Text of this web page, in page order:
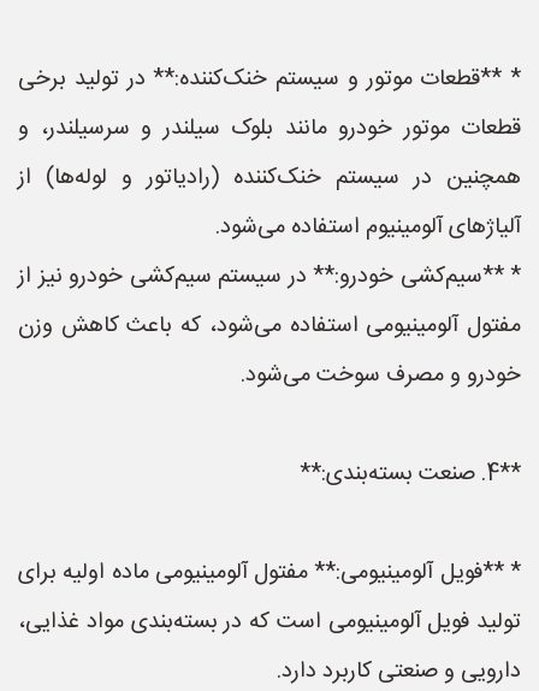
* **قطعات موتور و سیستم خنک‌کننده:** در تولید برخی
قطعات موتور خودرو مانند بلوک سیلندر و سرسیلندر، و
همچنین در سیستم خنک‌کننده (رادیاتور و لوله‌ها) از
آلیاژهای آلومینیوم استفاده می‌شود.
* **سیم‌کشی خودرو:** در سیستم سیم‌کشی خودرو نیز از
مفتول آلومینیومی استفاده می‌شود، که باعث کاهش وزن
خودرو و مصرف سوخت می‌شود.
**4. صنعت بسته‌بندی:**
* **فویل آلومینیومی:** مفتول آلومینیومی ماده اولیه برای
تولید فویل آلومینیومی است که در بسته‌بندی مواد غذایی،
دارویی و صنعتی کاربرد دارد.